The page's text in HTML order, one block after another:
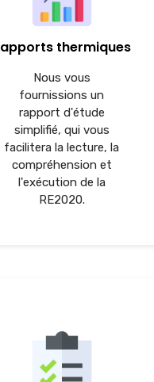
thermiques
Nous vous
fournissions un
rapport d'étude
simplifié, qui vous
facilitera la lecture, la
compréhension et
l'exécution de la
RE2020.